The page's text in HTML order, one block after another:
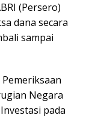
(Persero)
dana secara
sampai
Negara
pada